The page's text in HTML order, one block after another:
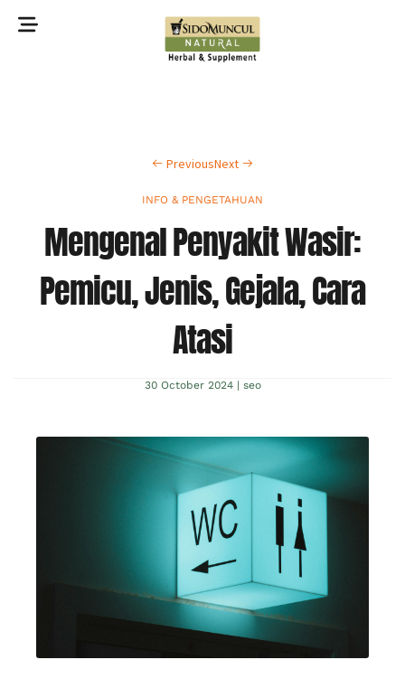
PreviousNext
INFO & PENGETAHUAN
Mengenal Penyakit Wasir:
Pemicu, Jenis, Gejala, Cara
Atasi
30 October 2024 | seo